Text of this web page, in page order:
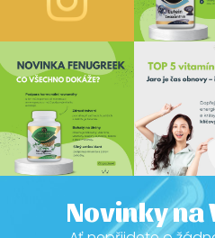
Novinky na